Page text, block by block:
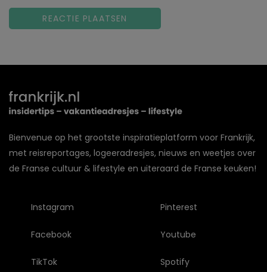
Bienvenue op het grootste inspiratieplatform voor Frankrijk,
met reisreportages, logeeradresjes, nieuws en weetjes over
de Franse cultuur & lifestyle en uiteraard de Franse keuken!
Instagram
Facebook
TikTok
Pinterest
Youtube
Spotify